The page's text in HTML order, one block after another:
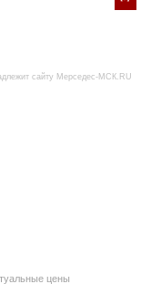
сайту Мерседес-МСК.RU
цены